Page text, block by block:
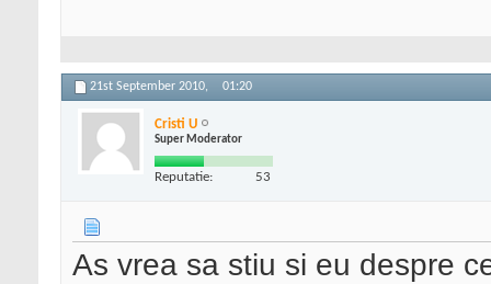
21st September 2010, 01:20
Cristi U
Super Moderator
Reputatie: 53
As vrea sa stiu si eu despre